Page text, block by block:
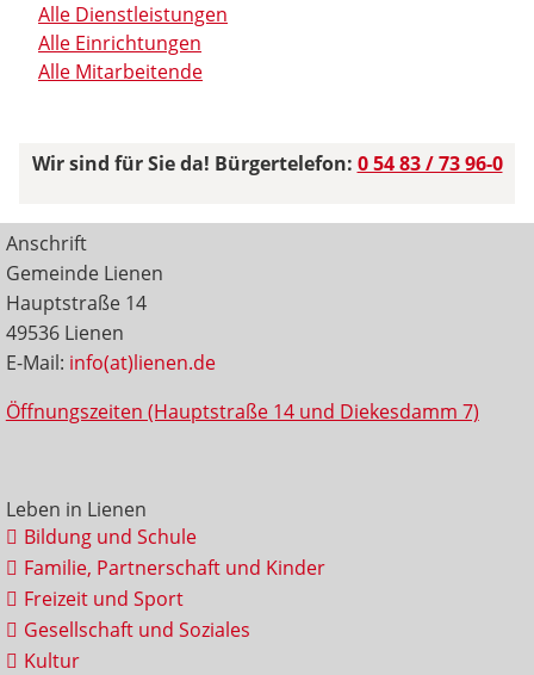
Alle Dienstleistungen
Alle Einrichtungen
Alle Mitarbeitende
Wir sind für Sie da! Bürgertelefon: 0 54 83 / 73 96-0
Anschrift
Gemeinde Lienen
Hauptstraße 14
49536 Lienen
E-Mail: info(at)lienen.de
Öffnungszeiten (Hauptstraße 14 und Diekesdamm 7)
Leben in Lienen
Bildung und Schule
Familie, Partnerschaft und Kinder
Freizeit und Sport
Gesellschaft und Soziales
Kultur